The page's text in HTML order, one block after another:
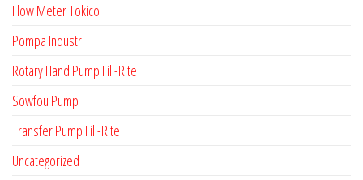
Flow Meter Tokico
Pompa Industri
Rotary Hand Pump Fill-Rite
Sowfou Pump
Transfer Pump Fill-Rite
Uncategorized